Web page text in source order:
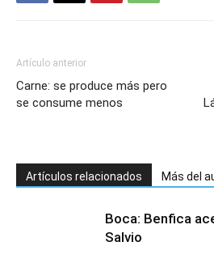
Artículo anterior
Carne: se produce más pero
se consume menos
Artículos relacionados Más del
Boca: Benfica
Salvio